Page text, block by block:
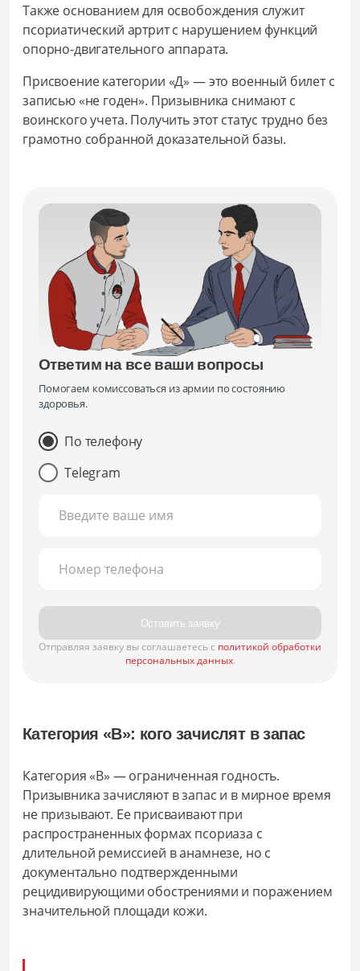
Также основанием для освобождения служит
псориатический артрит с нарушением функций
опорно-двигательного аппарата.
Присвоение категории «Д» — это военный билет с
записью «не годен». Призывника снимают с
воинского учета. Получить этот статус трудно без
грамотно собранной доказательной базы.
Ответим на все ваши вопросы
Помогаем комиссоваться из армии по состоянию
здоровья.
По телефону
Telegram
Введите ваше имя
Номер телефона
Оставить заявку
Отправляя заявку вы соглашаетесь с политикой обработки
персональных данных.
Категория «В»: кого зачислят в запас
Категория «В» — ограниченная годность.
Призывника зачисляют в запас и в мирное время
не призывают. Ее присваивают при
распространенных формах псориаза с
длительной ремиссией в анамнезе, но с
документально подтвержденными
рецидивирующими обострениями и поражением
значительной площади кожи.